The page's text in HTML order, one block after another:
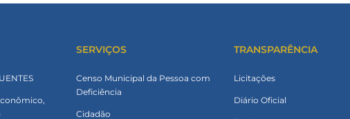
SERVIÇOS
Censo Municipal da Pessoa com
Deficiência
Cidadão
TRANSPARÊNCIA
Licitações
Diário Oficial